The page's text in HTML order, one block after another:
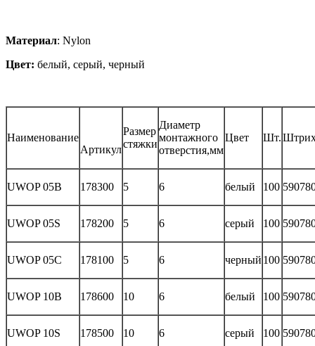
Материал: Nylon
Цвет: белый, серый, черный
Наименование
Артикул
Размер
стяжки
Диаметр
монтажного
отверстия,мм
Цвет Шт.
UWOP 05B 178300 5 6 белый 100
UWOP 05S 178200 5 6 серый 100
UWOP 05C 178100 5 6 черный 100
UWOP 10B 178600 10 6 белый 100
UWOP 10S 178500 10 6 серый 100